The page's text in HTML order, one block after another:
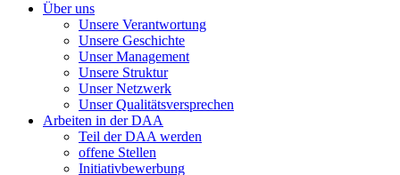
Über uns
Unsere Verantwortung
Unsere Geschichte
Unser Management
Unsere Struktur
Unser Netzwerk
Unser Qualitätsversprechen
Arbeiten in der DAA
Teil der DAA werden
offene Stellen
Initiativbewerbung